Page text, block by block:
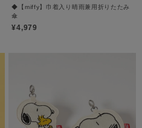
◆【miffy】巾着入り晴雨兼用折りたたみ
傘
¥4,979